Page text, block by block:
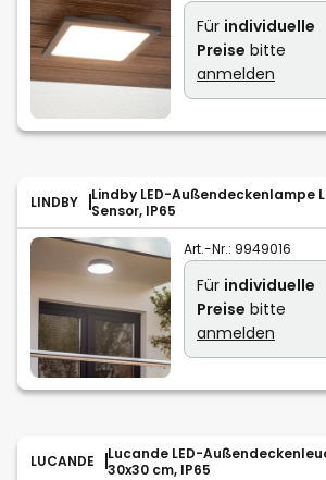
Für individuelle
Preise bitte
anmelden
LINDBY
Lindby LED-Außendeckenlampe
Sensor, IP65
Art.-Nr.: 9949016
Für individuelle
Preise bitte
anmelden
LUCANDE
Lucande LED-
30x30 cm, IP65